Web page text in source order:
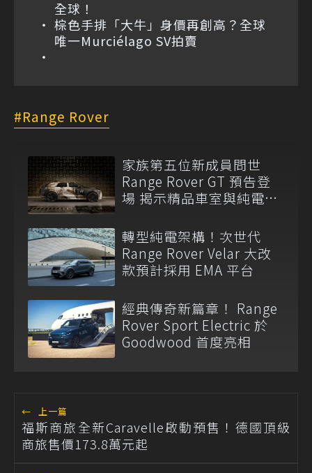
全球！
棕色手排「大牛」身價再創高？全球
唯一Murciélago SV拍賣
Range Rover
家族第五位新成員問世
Range Rover GT 預告登
場 揭示精品車室與純電
轉型純電架構！次世代
Range Rover Velar 大改
款預計採用 EMA 平台
經典傳奇新篇章！ Range
Rover Sport Electric 於
Goodwood 首度亮相
← 上一篇
福斯商旅全新Caravelle啟動預售！德國頂級
商旅售價173.8萬元起